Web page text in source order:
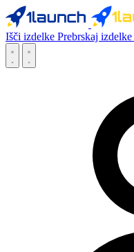
Išči izdelke Prebrskaj izdelke